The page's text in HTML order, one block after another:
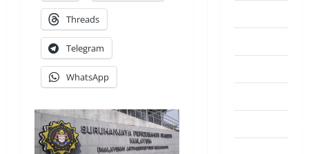
Threads
Telegram
WhatsApp